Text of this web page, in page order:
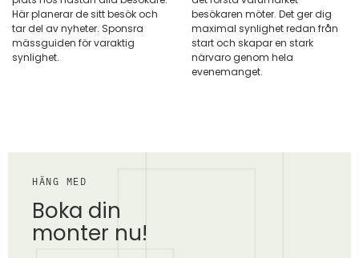
besökaren möter. Det ger dig
maximal synlighet redan från
start och skapar en stark
närvaro genom hela
evenemanget.
Här planerar de sitt besök och
tar del av nyheter. Sponsra
mässguiden för varaktig
synlighet.
HÄNG MED
Boka din
monter nu!